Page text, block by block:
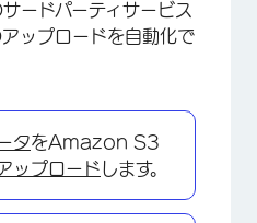
ードパーティサービス
ップロードを自動化で
タをAmazon S3
ップロードします。